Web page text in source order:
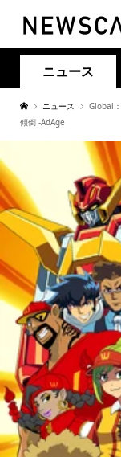
ニュース
ニュース
Global
傾倒 -AdAge